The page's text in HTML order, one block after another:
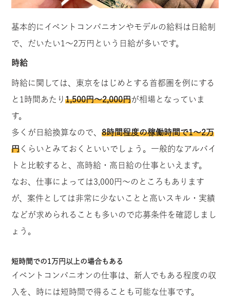
基本的にイベントコンパニオンやモデルの給料は日給制
で、だいたい1～2万円という日給が多いです。
時給
時給に関しては、東京をはじめとする首都圏を例にする
と1時間あたり1,500円～2,000円が相場となっていま
す。
多くが日給換算なので、8時間程度の稼働時間で1～2万
円 くらいとみておくといいでしょう。一般的なアルバイ
トと比較すると、高時給・高日給の仕事といえます。
なお、仕事によっては3,000円～のところもあります
が、案件としては非常に少ないことと高いスキル・実績
などが求められることも多いので応募条件を確認しまし
ょう。
短時間での1万円以上の場合もある
イベントコンパニオンの仕事は、新人でもある程度の収
入を、時には短時間で得ることも可能な仕事です。